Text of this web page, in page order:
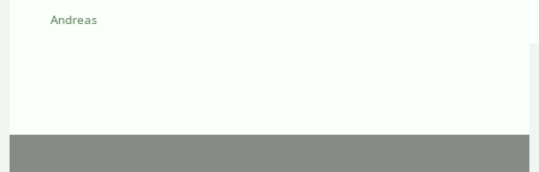
Andreas